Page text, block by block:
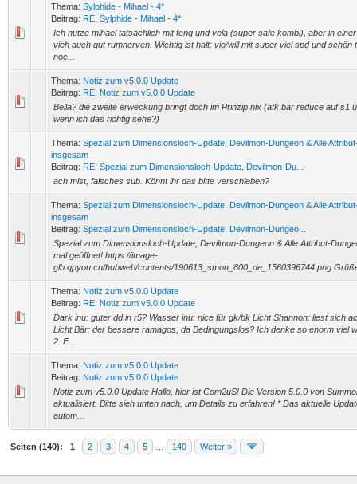
Thema: Sylphide - Mihael - 4*
Beitrag: RE: Sylphide - Mihael - 4*
Ich nutze mihael tatsächlich mit feng und vela (super safe kombi), aber in
vieh auch gut rumnerven. Wichtig ist halt: vio/will mit super viel spd und schön
noc...
Thema: Notiz zum v5.0.0 Update
Beitrag: RE: Notiz zum v5.0.0 Update
Bella? die zweite erweckung bringt doch im Prinzip nix (atk bar reduce auf s1
wenn ich das richtig sehe?)
Thema: Spezial zum Dimensionsloch-Update, Devilmon-Dungeon & Alle
insgesam
Beitrag: RE: Spezial zum Dimensionsloch-Update, Devilmon-Du...
ach mist, falsches sub. Könnt ihr das bitte verschieben?
Thema: Spezial zum Dimensionsloch-Update, Devilmon-Dungeon & Alle
insgesam
Beitrag: Spezial zum Dimensionsloch-Update, Devilmon-Dungeo...
Spezial zum Dimensionsloch-Update, Devilmon-Dungeon & Alle Attribut-
mal geöffnet! https://image-
glb.qpyou.cn/hubweb/contents/190613_smon_800_de_1560396744.png
Thema: Notiz zum v5.0.0 Update
Beitrag: RE: Notiz zum v5.0.0 Update
Dark inu: guter dd in r5? Wasser inu: nice für gk/bk Licht Shannon: liest sich
Licht Bär: der bessere ramagos, da Bedingungslos? Ich denke so enorm viel
2. E...
Thema: Notiz zum v5.0.0 Update
Beitrag: Notiz zum v5.0.0 Update
Notiz zum v5.0.0 Update Hallo, hier ist Com2uS! Die Version 5.0.0 von
aktualisiert. Bitte sieh unten nach, um Details zu erfahren! * Das aktuelle
autom...
Seiten (140): 1 2 3 4 5 140 Weiter »